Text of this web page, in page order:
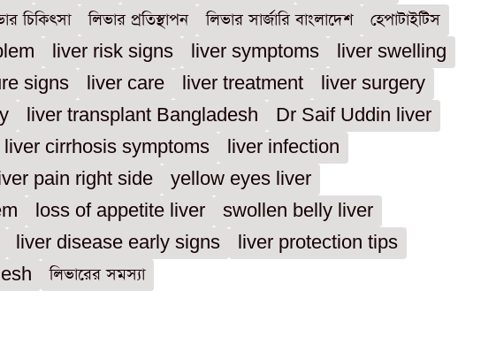
চিকিৎসা লিভার প্রতিস্থাপন লিভার সার্জারি বাংলাদেশ
হেপাটাইটিস
liver risk signs liver symptoms
liver swelling
signs liver care liver treatment
liver surgery
liver transplant Bangladesh
Dr Saif Uddin liver
liver cirrhosis symptoms
liver infection
pain right side
yellow eyes liver
loss of appetite liver
swollen belly liver
liver disease early signs
liver protection tips
লিভারের সমস্যা